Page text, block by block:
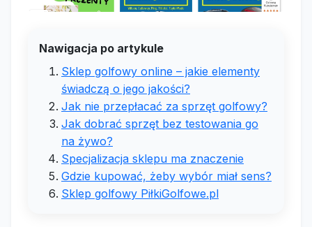
Nawigacja po artykule
Sklep golfowy online – jakie elementy
świadczą o jego jakości?
Jak nie przepłacać za sprzęt golfowy?
Jak dobrać sprzęt bez testowania go
na żywo?
Specjalizacja sklepu ma znaczenie
Gdzie kupować, żeby wybór miał sens?
Sklep golfowy PiłkiGolfowe.pl